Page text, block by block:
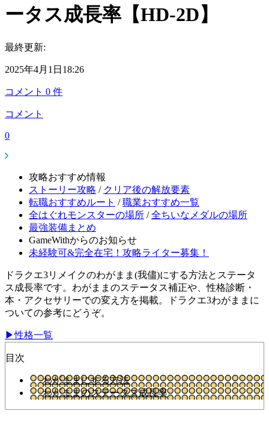
ータス成長率【HD-2D】
最終更新:
2025年4月1日18:26
コメント 0 件
コメント
0
攻略おすすめ情報
ストーリー攻略 / クリア後の解放要素
転職おすすめルート /職業おすすめ一覧
全はぐれモンスターの場所 /全ちいなメダルの場所
最強装備まとめ
GameWithからのお知らせ
未経験可&完全在宅！攻略ライター募集！
ドラクエ3リメイクのわがまま(我儘)にする方法とステータ
ス成長率です。わがままのステータス補正や、性格診断・
本・アクセサリーでの変え方を掲載。ドラクエ3わがままに
ついての参考にどうぞ。
▶性格一覧
目次
わがままにする方法
わがままのステータス成長率